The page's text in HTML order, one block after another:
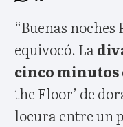
“Buenas
equivocó. La
cinco minutos
the Floor’ de
locura entre un